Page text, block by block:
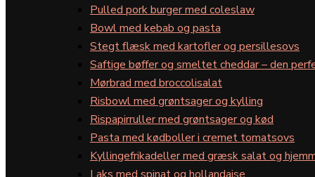
Pulled pork burger med coleslaw
Bowl med kebab og pasta
Stegt flæsk med kartofler og persillesovs
Saftige bøffer og smeltet cheddar – den
Mørbrad med broccolisalat
Risbowl med grøntsager og kylling
Rispapirruller med grøntsager og kød
Pasta med kødboller i cremet tomatsovs
Kyllingefrikadeller med græsk salat og